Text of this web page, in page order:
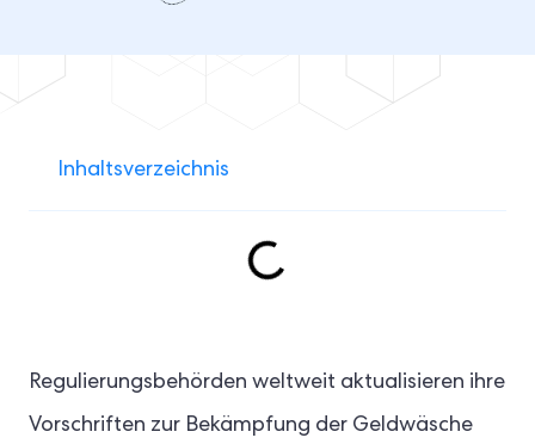
Regulierungsbehörden weltweit aktualisieren ihre
Vorschriften zur Bekämpfung der Geldwäsche
Inhaltsverzeichnis